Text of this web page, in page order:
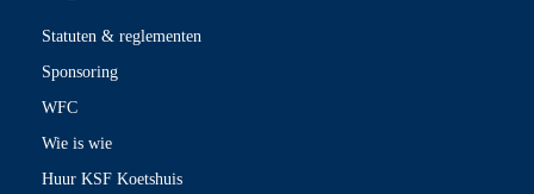
Statuten & reglementen
Sponsoring
WFC
Wie is wie
Huur KSF Koetshuis